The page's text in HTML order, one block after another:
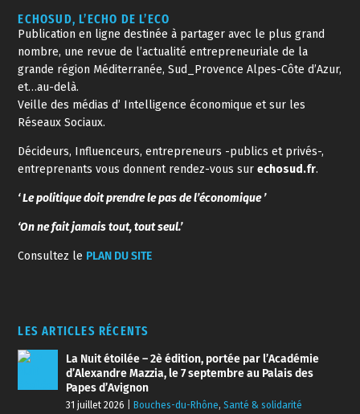
ECHOSUD, L’ECHO DE L’ECO
Publication en ligne destinée à partager avec le plus grand
nombre, une revue de l’actualité entrepreneuriale de la
grande région Méditerranée, Sud_Provence Alpes-Côte d’Azur,
et…au-delà.
Veille des médias d’ Intelligence économique et sur les
Réseaux Sociaux.
Décideurs, Influenceurs, entrepreneurs -publics et privés-,
entreprenants vous donnent rendez-vous surechosud.fr.
‘ Le politique doit prendre le pas de l’économique ’
‘On ne fait jamais tout, tout seul.’
Consultez le PLAN DU SITE
LES ARTICLES RÉCENTS
La Nuit étoilée – 2è édition, portée par l’Académie
d’Alexandre Mazzia, le 7 septembre au Palais des
Papes d’Avignon
31 juillet 2026 Bouches-du-Rhône,Santé & solidarité